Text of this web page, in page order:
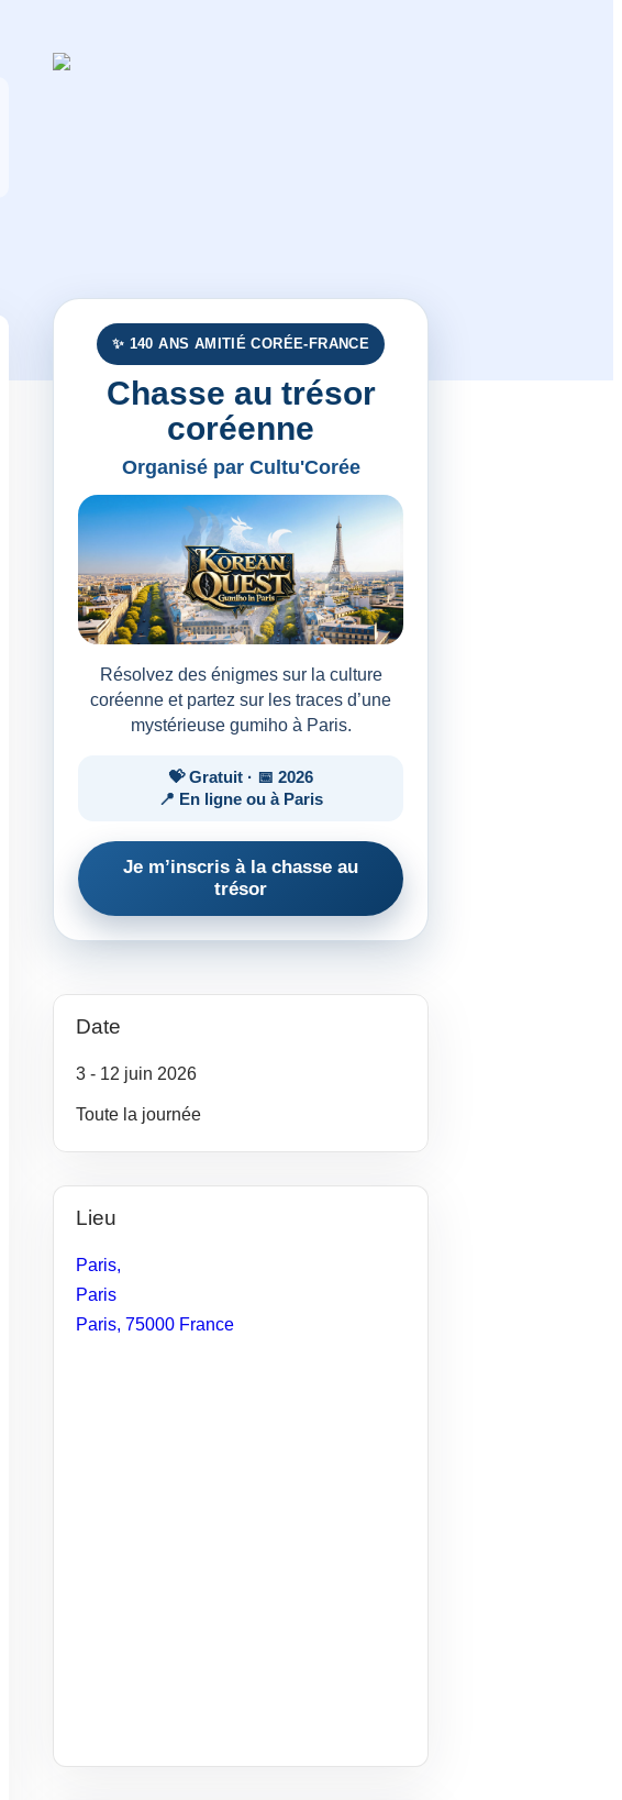
✨ 140 ANS AMITIÉ CORÉE-FRANCE
Chasse au trésor
coréenne
Organisé par Cultu'Corée
Résolvez des énigmes sur la culture
coréenne et partez sur les traces d’une
mystérieuse gumiho à Paris.
💝 Gratuit · 📅 2026
📍 En ligne ou à Paris
Je m’inscris à la chasse au
trésor
Date
3 - 12 juin 2026
Toute la journée
Lieu
Paris,
Paris
Paris, 75000 France